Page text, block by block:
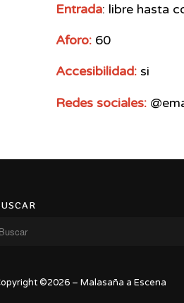
Entrada: libre hasta
Aforo: 60
Accesibilidad: si
Redes sociales:
©2026 – Malasaña a Escena